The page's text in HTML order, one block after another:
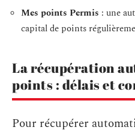
Mes points Permis : une
capital de points
La récupération
points : délais et
Pour récupérer